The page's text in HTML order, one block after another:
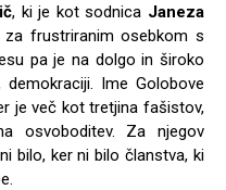
, ki je kot sodnica Janeza
frustriranim osebkom s
pa je na dolgo in široko
Ime Golobove
je več kot tretjina fašistov,
osvoboditev. Za njegov
bilo, ker ni bilo članstva, ki